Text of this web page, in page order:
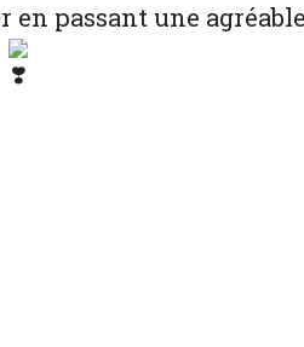
passant une